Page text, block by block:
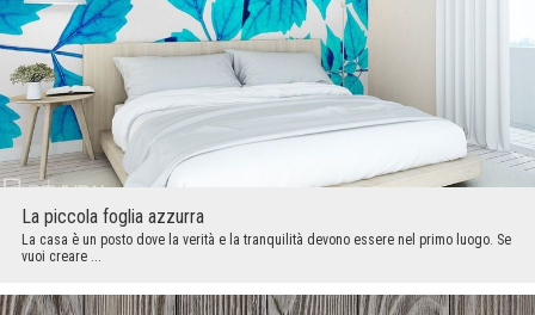
La piccola foglia azzurra
La casa è un posto dove la verità e la tranquilità devono essere nel primo luogo. Se
vuoi creare ...